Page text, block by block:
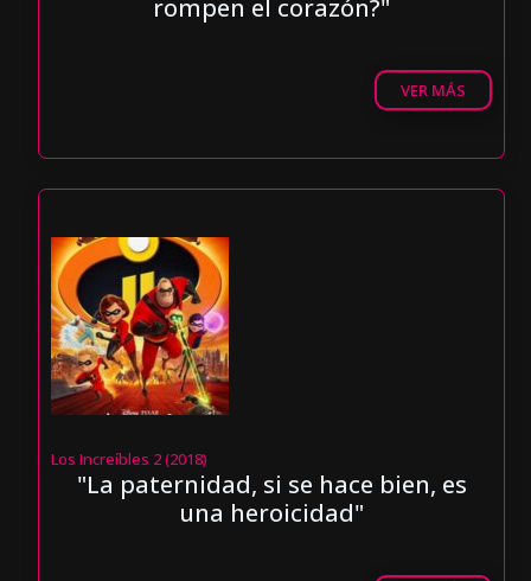
rompen el corazón?"
VER MÁS
Los Increíbles 2 (2018)
"La paternidad, si se hace bien, es
una heroicidad"